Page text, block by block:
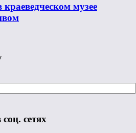
краеведческом музее
сетях